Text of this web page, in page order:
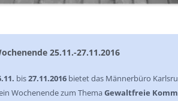
25.11.-27.11.2016
bis27.11.2016 bietet das Männerbüro
Wochenende zum Thema Gewaltfreie